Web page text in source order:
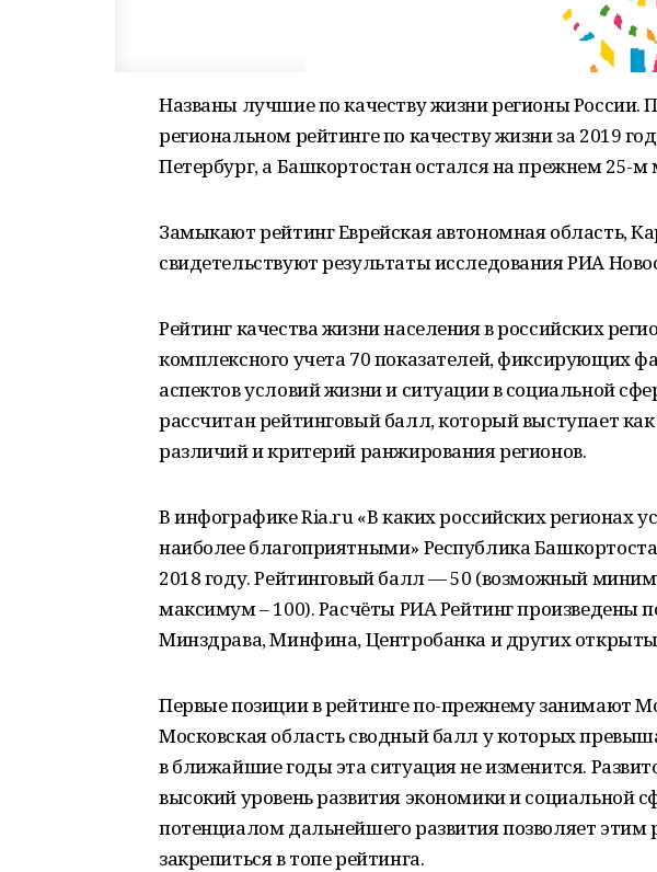
Названы лучшие по качеству жизни регионы России.
региональном рейтинге по качеству жизни за 2019
Петербург, а Башкортостан остался на прежнем 25-м
Замыкают рейтинг Еврейская автономная область,
свидетельствуют результаты исследования РИА
Рейтинг качества жизни населения в российских
комплексного учета 70 показателей, фиксирующих
аспектов условий жизни и ситуации в социальной
рассчитан рейтинговый балл, который выступает
различий и критерий ранжирования регионов.
В инфографике Ria.ru «В каких российских регионах
наиболее благоприятными» Республика
2018 году. Рейтинговый балл — 50 (возможный
максимум – 100). Расчёты РИА Рейтинг произведены
Минздрава, Минфина, Центробанка и других
Первые позиции в рейтинге по-прежнему занимают
Московская область сводный балл у которых
в ближайшие годы эта ситуация не изменится.
высокий уровень развития экономики и социальной
потенциалом дальнейшего развития позволяет этим
закрепиться в топе рейтинга.